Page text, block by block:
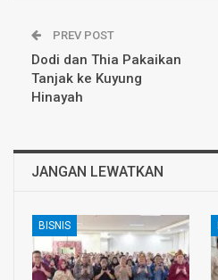
PREV POST
Dodi dan Thia Pakaikan
Tanjak ke Kuyung
Hinayah
JANGAN LEWATKAN
BISNIS